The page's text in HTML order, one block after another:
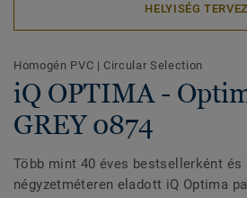
HELYISÉG
Homogén PVC | Circular Selection
iQ OPTIMA -
GREY 0874
Több mint 40 éves bestsellerként és
négyzetméteren eladott iQ Optima